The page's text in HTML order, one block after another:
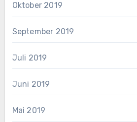
Oktober 2019
September 2019
Juli 2019
Juni 2019
Mai 2019